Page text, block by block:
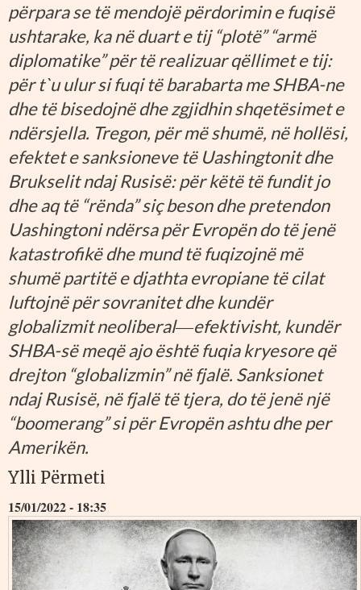
përpara se të mendojë përdorimin e fuqisë
ushtarake, ka në duart e tij “plotë” “armë
diplomatike” për të realizuar qëllimet e tij:
për t`u ulur si fuqi të barabarta me SHBA-ne
dhe të bisedojnë dhe zgjidhin shqetësimet e
ndërsjella. Tregon, për më shumë, në hollësi,
efektet e sanksioneve të Uashingtonit dhe
Brukselit ndaj Rusisë: për këtë të fundit jo
dhe aq të “rënda” siç beson dhe pretendon
Uashingtoni ndërsa për Evropën do të jenë
katastrofikë dhe mund të fuqizojnë më
shumë partitë e djathta evropiane të cilat
luftojnë për sovranitet dhe kundër
globalizmit neoliberal―efektivisht, kundër
SHBA-së meqë ajo është fuqia kryesore që
drejton “globalizmin” në fjalë. Sanksionet
ndaj Rusisë, në fjalë të tjera, do të jenë një
“boomerang” si për Evropën ashtu dhe per
Amerikën.
Ylli Përmeti
15/01/2022 - 18:35